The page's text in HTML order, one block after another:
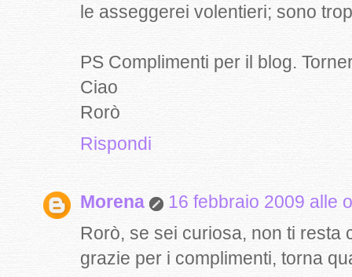
le asseggerei volentieri; sono
PS Complimenti per il blog.
Ciao
Rorò
Rispondi
Morena
16 febbraio 2009 alle
Rorò, se sei curiosa, non ti resta
grazie per i complimenti, torna